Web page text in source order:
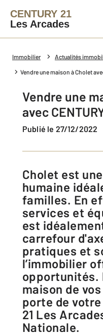
CENTURY 21
Les Arcades
Immobilier Actualités
Vendre une maison à Cholet
Vendre une
avec
Publié le 27/12/2022
Cholet est une ville à taille
humaine
familles. En
services et
est
carrefour
pratiques et
l’immobilier
opportunités.
maison de
porte de votre
21 Les
Nationale.